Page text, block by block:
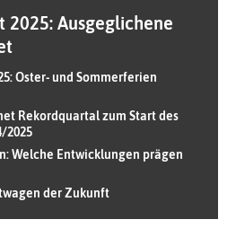
Ausgeglichene
Oster- und Sommerferien
Rekordquartal zum Start des
2025
Welche Entwicklungen prägen
der Zukunft